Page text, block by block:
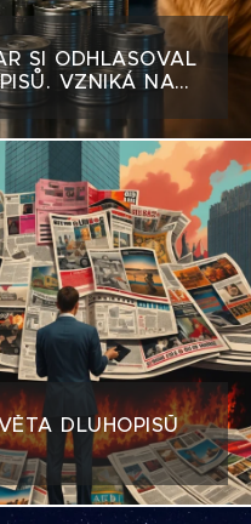
SI ODHLASOVAL
VZNIKÁ NA
DLUHOPISŮ